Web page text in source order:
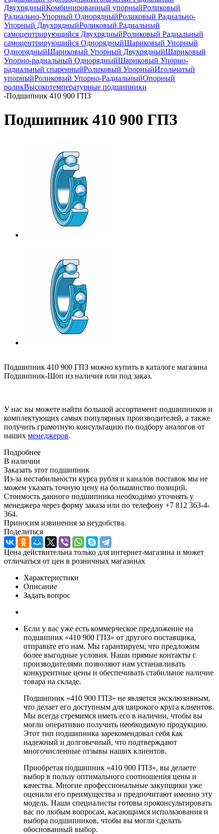
ДвухрядныйКомбинированный упорныйРоликовый
Радиально-Упорный ОднорядныйРоликовый Радиально-
Упорный ДвухрядныйРоликовый Радиальный
самоцентрирующийся ДвухрядныйРоликовый Радиальный
самоцентрирующийся ОднорядныйШариковый Упорный
ОднорядныйШариковый Упорный ДвухрядныйШариковый
Упорно-радиальный ОднорядныйШариковый Упорно-
радиальный спаренныйРоликовый УпорныйИгольчатый
упорныйРоликовый Упорно-РадиальныйОпорный
роликВысокотемпературные подшипники
-Подшипник 410 900 ГПЗ
Подшипник 410 900 ГПЗ
Подшипник 410 900 ГПЗ можно купить в каталоге магазина
Подшипник-Шоп из наличия или под заказ.
У нас вы можете найти большой ассортимент подшипников и
комплектующих самых популярных производителей, а также
получить грамотную консультацию по подбору аналогов от
наших менеджеров.
Подробнее
В наличии
Заказать этот подшипник
Из-за нестабильности курса рубля и каналов поставок мы не
можем указать точную цену на большинство позиций.
Стоимость данного подшипника необходимо уточнять у
менеджера через форму заказа или по телефону +7 812 363-4-
364.
Приносим извинения за неудобства.
Поделиться
Цена действительна только для интернет-магазина и может
отличаться от цен в розничных магазинах
Характеристики
Описание
Задать вопрос
Если у вас уже есть коммерческое предложение на
подшипник «410 900 ГПЗ» от другого поставщика,
отправьте его нам. Мы гарантируем, что предложим
более выгодные условия. Наши прямые контакты с
производителями позволяют нам устанавливать
конкурентные цены и обеспечивать стабильное наличие
товара на складе.
Подшипник «410 900 ГПЗ» не является эксклюзивным,
что делает его доступным для широкого круга клиентов.
Мы всегда стремимся иметь его в наличии, чтобы вы
могли оперативно получить необходимую продукцию.
Этот тип подшипника зарекомендовал себя как
надежный и долговечный, что подтверждают
многочисленные отзывы наших клиентов.
Приобретая подшипник «410 900 ГПЗ», вы делаете
выбор в пользу оптимального соотношения цены и
качества. Многие профессиональные закупщики уже
оценили его преимущества и предпочитают именно эту
модель. Наши специалисты готовы проконсультировать
вас по любым вопросам, касающимся использования и
выбора подшипников, чтобы вы могли сделать
обоснованный выбор.